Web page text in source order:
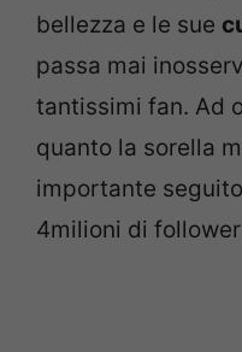
bellezza e le sue
passa mai
tantissimi fan. Ad
quanto la sorella
importante
4milioni di